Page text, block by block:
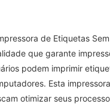
de Etiquetas
que garante
podem imprimir
Esta
otimizar seus